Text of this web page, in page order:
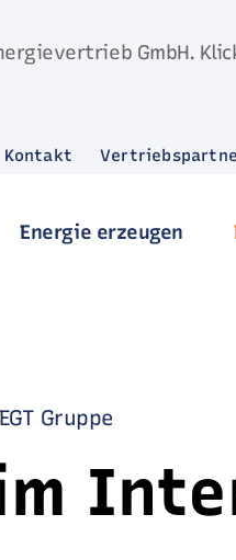
GmbH.
Kontakt
Energie erzeugen
EGT Gruppe